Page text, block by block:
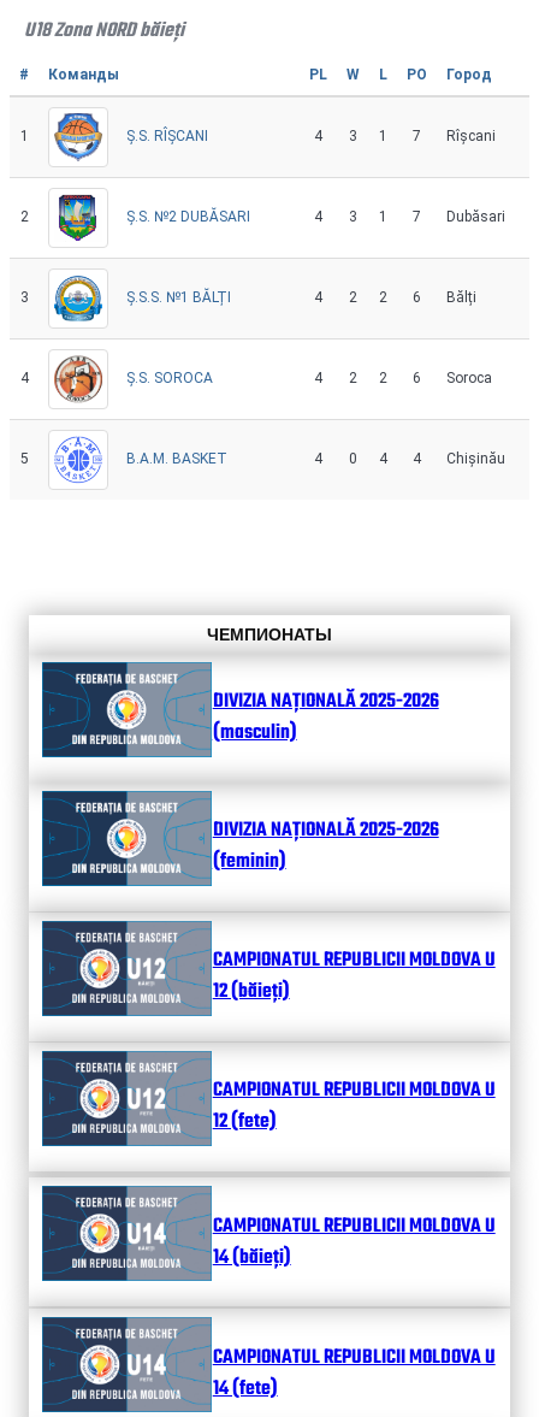
U18 Zona NORD băieți
# Команды PL W L PO Город
1 Ș.S. RÎȘCANI 4 3 1 7 Rîșcani
2 Ș.S. №2 DUBĂSARI 4 3 1 7 Dubăsari
3 Ș.S.S. №1 BĂLȚI 4 2 2 6 Bălți
4 Ș.S. SOROCA 4 2 2 6 Soroca
5 B.A.M. BASKET 4 0 4 4 Chișinău
ЧЕМПИОНАТЫ
DIVIZIA NAȚIONALĂ 2025-2026
(masculin)
DIVIZIA NAȚIONALĂ 2025-2026
(feminin)
CAMPIONATUL REPUBLICII MOLDOVA U
12 (băieți)
CAMPIONATUL REPUBLICII MOLDOVA U
12 (fete)
CAMPIONATUL REPUBLICII MOLDOVA U
14 (băieți)
CAMPIONATUL REPUBLICII MOLDOVA U
14 (fete)